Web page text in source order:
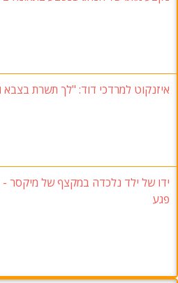
איזנקוט למרדכי דוד: "לך תשרת בצבא
ידו של ילד נלכדה במקצף של מיקסר -
פגע